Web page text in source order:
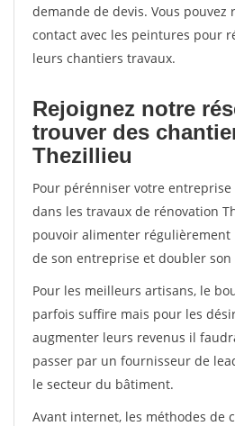
demande de devis. Vous
contact avec les peintures pour
leurs chantiers travaux.
Rejoignez notre
trouver des
Thezillieu
Pour pérénniser votre
dans les travaux de rénovation
pouvoir alimenter
de son entreprise et doubler
Pour les meilleurs artisans, le
parfois suffire mais pour les
augmenter leurs revenus il
passer par un fournisseur de
le secteur du bâtiment.
Avant internet, les méthodes de